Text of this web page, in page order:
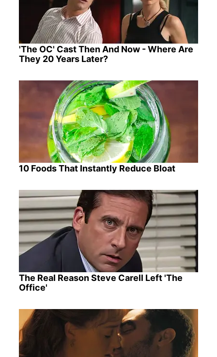
'The OC' Cast Then And Now - Where Are
They 20 Years Later?
10 Foods That Instantly Reduce Bloat
The Real Reason Steve Carell Left 'The
Office'